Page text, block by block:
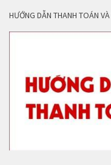
HƯỚNG DẪN THANH TOÁN